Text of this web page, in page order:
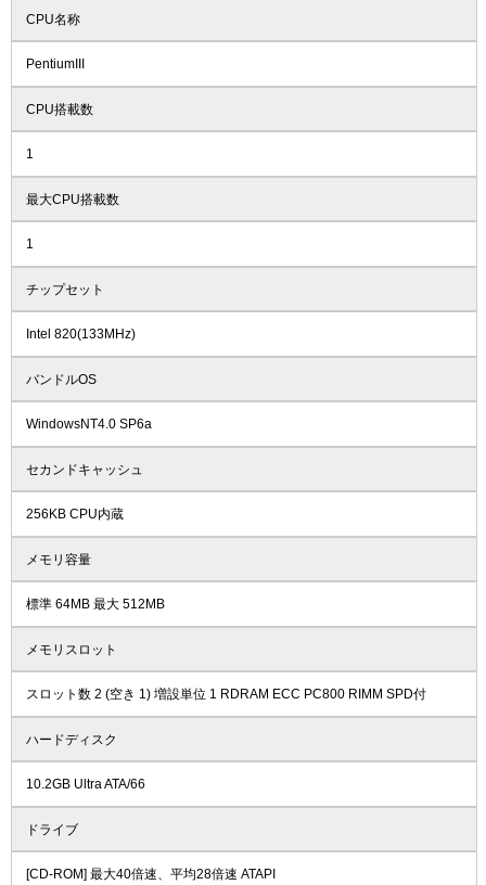
CPU名称
PentiumIII
CPU搭載数
1
最大CPU搭載数
1
チップセット
Intel 820(133MHz)
バンドルOS
WindowsNT4.0 SP6a
セカンドキャッシュ
256KB CPU内蔵
メモリ容量
標準 64MB 最大 512MB
メモリスロット
スロット数 2 (空き 1) 増設単位 1 RDRAM ECC PC800 RIMM SPD付
ハードディスク
10.2GB Ultra ATA/66
ドライブ
[CD-ROM] 最大40倍速、平均28倍速 ATAPI